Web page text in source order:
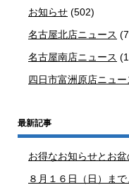
お知らせ (502)
名古屋北店ニュース
名古屋南店ニュース
四日市富洲原店ニュー
最新記事
お得なお知らせとお盆
８月１６日（日）ま